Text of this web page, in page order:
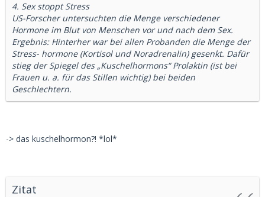
4. Sex stoppt Stress
US-Forscher untersuchten die Menge verschiedener
Hormone im Blut von Menschen vor und nach dem Sex.
Ergebnis: Hinterher war bei allen Probanden die Menge der
Stress- hormone (Kortisol und Noradrenalin) gesenkt. Dafür
stieg der Spiegel des „Kuschelhormons“ Prolaktin (ist bei
Frauen u. a. für das Stillen wichtig) bei beiden
Geschlechtern.
-> das kuschelhormon?! *lol*
Zitat